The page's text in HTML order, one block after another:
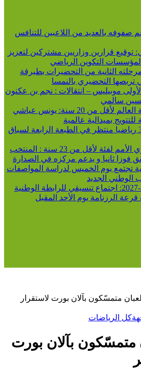
بالعديد من اللاعبين للتنافس
توقيع قرارين وزاريين مشتركين لتعزيز
لمؤسسات التكوين الرياضي
مرحلته الثانية من التحضيرات بطبرقة
تربصها التحضيري بالنمسا
موبيليس – انتقالات : نجم بن عكنون
سالمي
ألعاب القوى / بطولة العالم لأقل من 20 سنة: يونس عياشي
للتتويج بميدالية عالمية
سباحة: أكثر من 315 رياضيا منتظر في الطبعة الرابعة لسباق
كرة السلة 3 3 / دوري الأمم لفئة لأقل من 23 سنة : المنتخب
فوزا ثانيا و يدعم مركزه في الصدارة
تجتمع يوم الخميس لدراسة المواصفات
الوطني الجديد
الرابطة الثانية 2026-2027: اجتماع تنسيقي للرابطة الوطنية
الرزنامة يوم الأحد المقبل
متمسّكون بآلان بورت لاستقرار
كل الرياضات
متمسّكون بآلان بورت